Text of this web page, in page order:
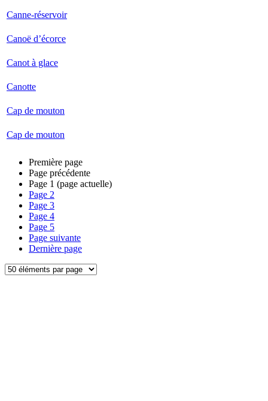
Canne-réservoir
Canoë d’écorce
Canot à glace
Canotte
Cap de mouton
Cap de mouton
Première page
Page précédente
Page 1 (page actuelle)
Page 2
Page 3
Page 4
Page 5
Page suivante
Dernière page